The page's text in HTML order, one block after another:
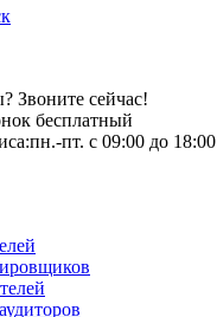
Звоните сейчас!
бесплатный
пн.-пт. с 09:00 до 18:00